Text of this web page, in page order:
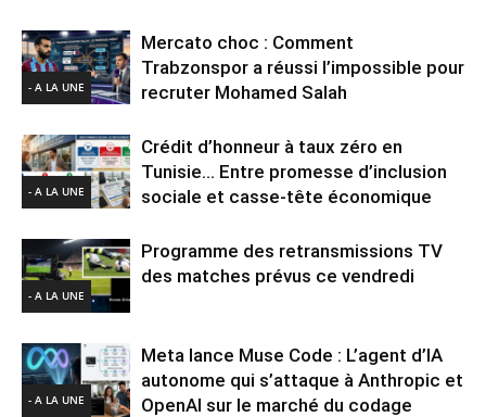
- A LA UNE
Mercato choc : Comment
Trabzonspor a réussi l’impossible pour
recruter Mohamed Salah
- A LA UNE
Crédit d’honneur à taux zéro en
Tunisie… Entre promesse d’inclusion
sociale et casse-tête économique
- A LA UNE
Programme des retransmissions TV
des matches prévus ce vendredi
- A LA UNE
Meta lance Muse Code : L’agent d’IA
autonome qui s’attaque à Anthropic et
OpenAI sur le marché du codage